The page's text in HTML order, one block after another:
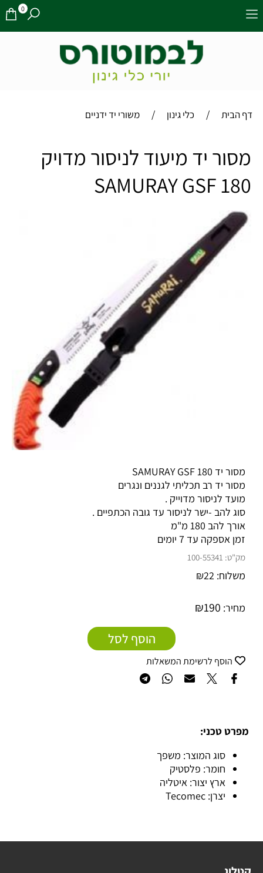
0
דף הבית / כלי גינון / משורי יד ידניים
מסור יד מיעוד לניסור מדויק
SAMURAY GSF 180
מסור יד SAMURAY GSF 180
מסור יד רב תכליתי לגננים ונגרים
מועד לניסור מדוייק .
סוג להב -ישר לניסור עד גובה הכתפיים .
אורך להב 180 מ"מ
זמן אספקה עד 7 יומים
מק"ט: 100-55341
משלוח: ₪22
מחיר: ₪190
הוסף לסל
הוסף לרשימת המשאלות
מפרט טכני:
סוג המוצר: משפך
חומר: פלסטיק
ארץ יצור: איטליה
יצרן: Tecomec